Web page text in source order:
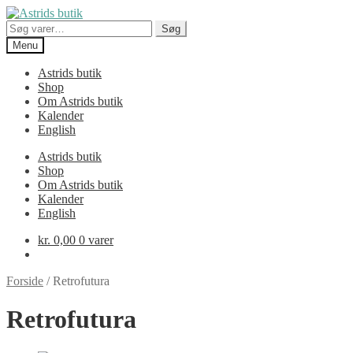
Spring
til
navigation
Spring
til
indhold
Søg
efter:
Søg
Menu
Astrids butik
Shop
Om Astrids butik
Kalender
English
Astrids butik
Shop
Om Astrids butik
Kalender
English
kr. 0,00 0 varer
Forside /Retrofutura
Retrofutura